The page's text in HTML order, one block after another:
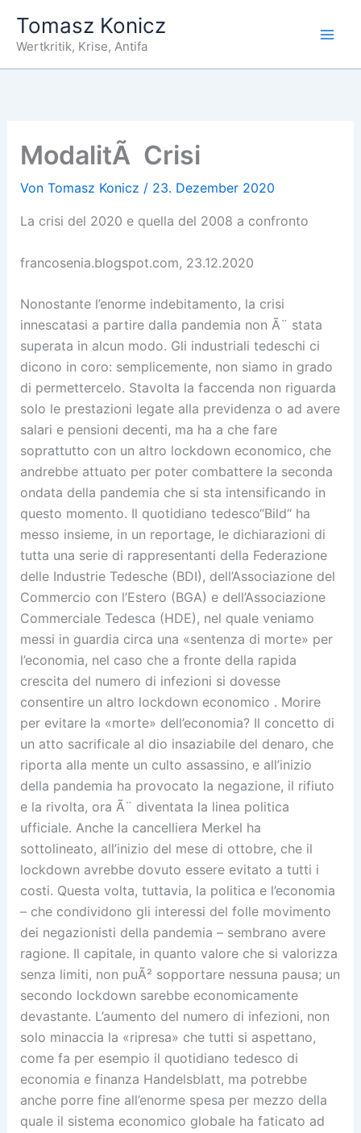
Inhalt
springen
Tomasz Konicz
Wertkritik, Krise, Antifa
ModalitÃ Crisi
Von Tomasz Konicz / 23. Dezember 2020
La crisi del 2020 e quella del 2008 a confronto
francosenia.blogspot.com, 23.12.2020
Nonostante l’enorme indebitamento, la crisi
innescatasi a partire dalla pandemia non Ã¨ stata
superata in alcun modo. Gli industriali tedeschi ci
dicono in coro: semplicemente, non siamo in grado
di permettercelo. Stavolta la faccenda non riguarda
solo le prestazioni legate alla previdenza o ad avere
salari e pensioni decenti, ma ha a che fare
soprattutto con un altro lockdown economico, che
andrebbe attuato per poter combattere la seconda
ondata della pandemia che si sta intensificando in
questo momento. Il quotidiano tedesco“Bild“ ha
messo insieme, in un reportage, le dichiarazioni di
tutta una serie di rappresentanti della Federazione
delle Industrie Tedesche (BDI), dell’Associazione del
Commercio con l’Estero (BGA) e dell’Associazione
Commerciale Tedesca (HDE), nel quale veniamo
messi in guardia circa una «sentenza di morte» per
l’economia, nel caso che a fronte della rapida
crescita del numero di infezioni si dovesse
consentire un altro lockdown economico . Morire
per evitare la «morte» dell’economia? Il concetto di
un atto sacrificale al dio insaziabile del denaro, che
riporta alla mente un culto assassino, e all’inizio
della pandemia ha provocato la negazione, il rifiuto
e la rivolta, ora Ã¨ diventata la linea politica
ufficiale. Anche la cancelliera Merkel ha
sottolineato, all’inizio del mese di ottobre, che il
lockdown avrebbe dovuto essere evitato a tutti i
costi. Questa volta, tuttavia, la politica e l’economia
– che condividono gli interessi del folle movimento
dei negazionisti della pandemia – sembrano avere
ragione. Il capitale, in quanto valore che si valorizza
senza limiti, non puÃ² sopportare nessuna pausa; un
secondo lockdown sarebbe economicamente
devastante. L’aumento del numero di infezioni, non
solo minaccia la «ripresa» che tutti si aspettano,
come fa per esempio il quotidiano tedesco di
economia e finanza Handelsblatt, ma potrebbe
anche porre fine all’enorme spesa per mezzo della
quale il sistema economico globale ha faticato ad